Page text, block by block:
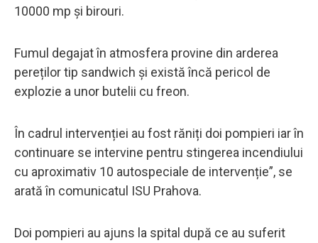
10000 mp și birouri.
Fumul degajat în atmosfera provine din arderea
pereților tip sandwich și există încă pericol de
explozie a unor butelii cu freon.
În cadrul intervenției au fost răniți doi pompieri iar în
continuare se intervine pentru stingerea incendiului
cu aproximativ 10 autospeciale de intervenție”, se
arată în comunicatul ISU Prahova.
Doi pompieri au ajuns la spital după ce au suferit